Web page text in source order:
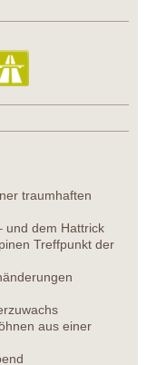
traumhaften
und dem Hattrick
Treffpunkt der
aus einer